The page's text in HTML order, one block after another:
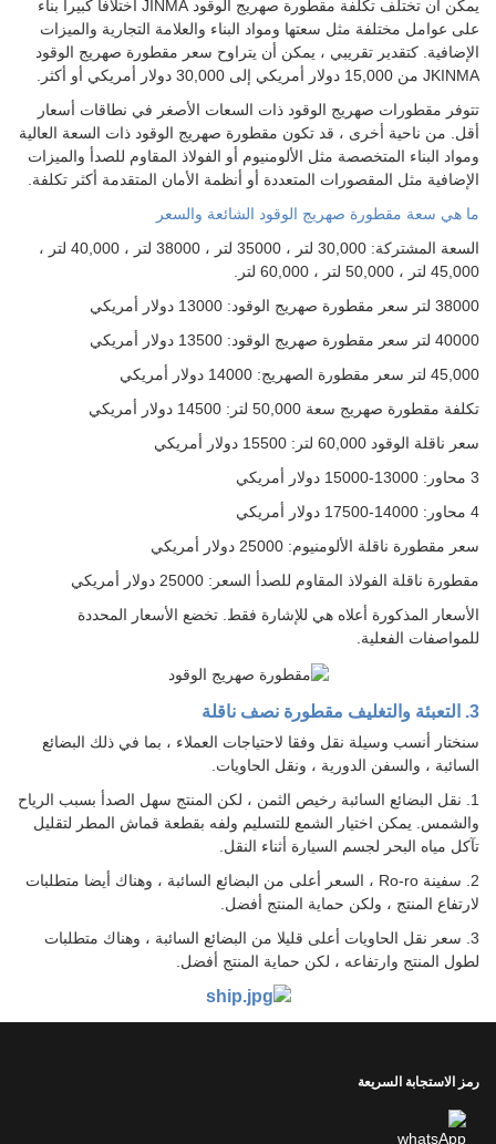
يمكن أن تختلف تكلفة مقطورة صهريج الوقود JINMA اختلافا كبيرا بناء
على عوامل مختلفة مثل سعتها ومواد البناء والعلامة التجارية والميزات
الإضافية. كتقدير تقريبي ، يمكن أن يتراوح سعر مقطورة صهريج الوقود
JKINMA من 15,000 دولار أمريكي إلى 30,000 دولار أمريكي أو أكثر.
تتوفر مقطورات صهريج الوقود ذات السعات الأصغر في نطاقات أسعار
أقل. من ناحية أخرى ، قد تكون مقطورة صهريج الوقود ذات السعة العالية
ومواد البناء المتخصصة مثل الألومنيوم أو الفولاذ المقاوم للصدأ والميزات
الإضافية مثل المقصورات المتعددة أو أنظمة الأمان المتقدمة أكثر تكلفة.
ما هي سعة مقطورة صهريج الوقود الشائعة والسعر
السعة المشتركة: 30,000 لتر ، 35000 لتر ، 38000 لتر ، 40,000 لتر ،
45,000 لتر ، 50,000 لتر ، 60,000 لتر.
38000 لتر سعر مقطورة صهريج الوقود: 13000 دولار أمريكي
40000 لتر سعر مقطورة صهريج الوقود: 13500 دولار أمريكي
45,000 لتر سعر مقطورة الصهريج: 14000 دولار أمريكي
تكلفة مقطورة صهريج سعة 50,000 لتر: 14500 دولار أمريكي
سعر ناقلة الوقود 60,000 لتر: 15500 دولار أمريكي
3 محاور: 13000-15000 دولار أمريكي
4 محاور: 14000-17500 دولار أمريكي
سعر مقطورة ناقلة الألومنيوم: 25000 دولار أمريكي
مقطورة ناقلة الفولاذ المقاوم للصدأ السعر: 25000 دولار أمريكي
الأسعار المذكورة أعلاه هي للإشارة فقط. تخضع الأسعار المحددة
للمواصفات الفعلية.
3. التعبئة والتغليف مقطورة نصف ناقلة
سنختار أنسب وسيلة نقل وفقا لاحتياجات العملاء ، بما في ذلك البضائع
السائبة ، والسفن الدورية ، ونقل الحاويات.
1. نقل البضائع السائبة رخيص الثمن ، لكن المنتج سهل الصدأ بسبب الرياح
والشمس. يمكن اختيار الشمع للتسليم ولفه بقطعة قماش المطر لتقليل
تآكل مياه البحر لجسم السيارة أثناء النقل.
2. سفينة Ro-ro ، السعر أعلى من البضائع السائبة ، وهناك أيضا متطلبات
لارتفاع المنتج ، ولكن حماية المنتج أفضل.
3. سعر نقل الحاويات أعلى قليلا من البضائع السائبة ، وهناك متطلبات
لطول المنتج وارتفاعه ، لكن حماية المنتج أفضل.
رمز الاستجابة السريعة